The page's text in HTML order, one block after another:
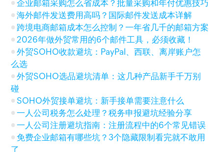
企业邮箱采购怎么省成本？批量采购和年付优惠技巧
海外邮件发送费用高吗？国际邮件发送成本详解
跨境电商邮箱成本怎么控制？一年省几千的邮箱方案
2026年做外贸常用的6个邮件工具，必须收藏！
外贸SOHO收款避坑：PayPal、西联、离岸账户怎
么选
外贸SOHO选品避坑清单：这几种产品新手千万别
碰
SOHO外贸接单避坑：新手接单需要注意什么
一人公司税务怎么处理？税务申报避坑经验分享
一人公司注册避坑指南：注册流程中的6个常见错误
免费企业邮箱有哪些坑？3个隐藏限制看完就不敢用
了